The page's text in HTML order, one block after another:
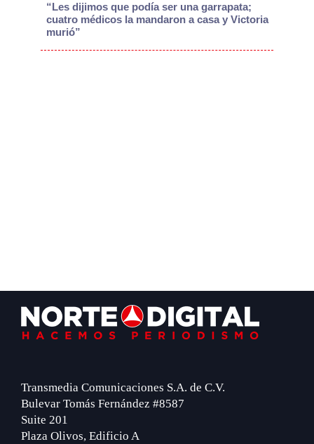
“Les dijimos que podía ser una garrapata;
cuatro médicos la mandaron a casa y Victoria
murió”
Footer
Transmedia Comunicaciones S.A. de C.V.
Bulevar Tomás Fernández #8587
Suite 201
Plaza Olivos, Edificio A